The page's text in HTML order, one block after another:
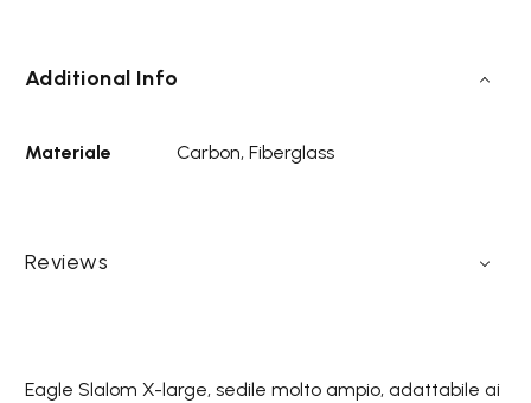
Additional Info
Materiale Carbon, Fiberglass
Reviews
Eagle Slalom X-large, sedile molto ampio, adattabile ai